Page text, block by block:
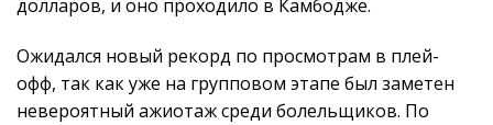
долларов, и оно проходило в Камбодже.
Ожидался новый рекорд по просмотрам в плей-
офф, так как уже на групповом этапе был заметен
невероятный ажиотаж среди болельщиков. По